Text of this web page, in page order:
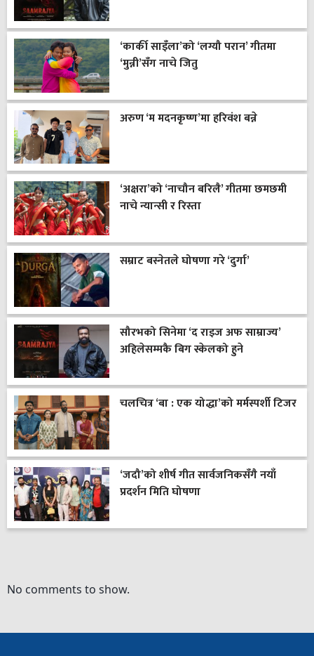
‘कार्की साइँला’को ‘लग्यौ परान’ गीतमा
‘मुन्नी’सँग नाचे जितु
अरुण ‘म मदनकृष्ण’मा हरिवंश बन्ने
‘अक्षरा’को ‘नाचौन बरिलै’ गीतमा छमछमी
नाचे न्यान्सी र रिस्ता
सम्राट बस्नेतले घोषणा गरे ‘दुर्गा’
सौरभको सिनेमा ‘द राइज अफ साम्राज्य’
अहिलेसम्मकै बिग स्केलको हुने
चलचित्र ‘बा : एक योद्धा’को मर्मस्पर्शी टिजर
‘जदौ’को शीर्ष गीत सार्वजनिकसँगै नयाँ
प्रदर्शन मिति घोषणा
No comments to show.